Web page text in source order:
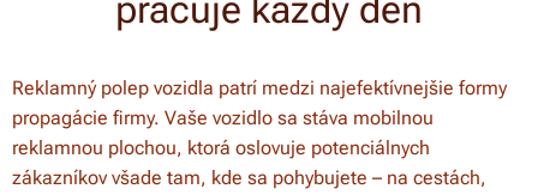
pracuje každý deň
Reklamný polep vozidla patrí medzi najefektívnejšie formy
propagácie firmy. Vaše vozidlo sa stáva mobilnou
reklamnou plochou, ktorá oslovuje potenciálnych
zákazníkov všade tam, kde sa pohybujete – na cestách,